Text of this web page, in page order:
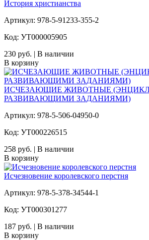
История христианства
Артикул: 978-5-91233-355-2
Код: УТ000005905
230 руб. | В наличии
В корзину
ИСЧЕЗАЮЩИЕ ЖИВОТНЫЕ
РАЗВИВАЮЩИМИ ЗАДАНИЯМИ)
Артикул: 978-5-506-04950-0
Код: УТ000226515
258 руб. | В наличии
В корзину
Исчезновение королевского перстня
Артикул: 978-5-378-34544-1
Код: УТ000301277
187 руб. | В наличии
В корзину